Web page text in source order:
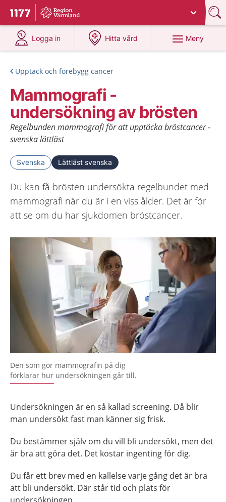
Till startsidan för 1177
Du har valt region
Logga in
på 1177.se
Hitta vård
på 1177.se
Meny
Upptäck och förebygg cancer
Mammografi -
undersökning av brösten
Regelbunden mammografi för att upptäcka bröstcancer -
svenska lättläst
Svenska Lättläst svenska
Du kan få brösten undersökta regelbundet med
mammografi när du är i en viss ålder. Det är för
att se om du har sjukdomen bröstcancer.
Den som gör mammografin på dig
förklarar hur undersökningen går till.
Undersökningen är en så kallad screening. Då blir
man undersökt fast man känner sig frisk.
Du bestämmer själv om du vill bli undersökt, men det
är bra att göra det. Det kostar ingenting för dig.
Du får ett brev med en kallelse varje gång det är bra
att bli undersökt. Där står tid och plats för